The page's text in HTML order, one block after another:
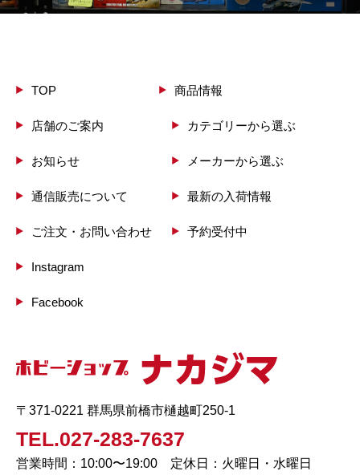
TOP
店舗のご案内
お知らせ
通信販売について
ご注文・お問い合わせ
Instagram
Facebook
商品情報
カテゴリーから選ぶ
メーカーから選ぶ
最新の入荷情報
予約受付中
〒371-0221 群馬県前橋市樋越町250-1
TEL.027-283-7637
営業時間：10:00〜19:00 定休日：火曜日・水曜日